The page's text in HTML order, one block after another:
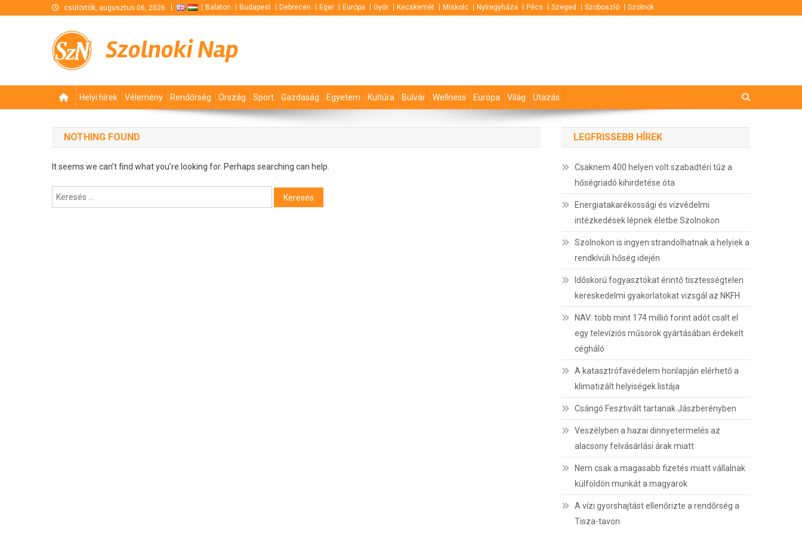
csütörtök, augusztus 06, 2026 Balaton Budapest Debrecen Eger Európa Győr Kecskemét Miskolc Nyíregyháza Pécs Szeged Szoboszló Szolnok
Szolnoki Nap
Helyi hírek Vélemény Rendőrség Ország Sport Gazdaság Egyetem Kultúra Bulvár Wellness Európa Világ Utazás
NOTHING FOUND
It seems we can’t find what you’re looking for. Perhaps searching can help.
Keresés:
LEGFRISSEBB HÍREK
Csaknem 400 helyen volt szabadtéri tűz a
hőségriadó kihirdetése óta
Energiatakarékossági és vízvédelmi
intézkedések lépnek életbe Szolnokon
Szolnokon is ingyen strandolhatnak a helyiek a
rendkívüli hőség idején
Időskorú fogyasztókat érintő tisztességtelen
kereskedelmi gyakorlatokat vizsgál az NKFH
NAV: több mint 174 millió forint adót csalt el
egy televíziós műsorok gyártásában érdekelt
cégháló
A katasztrófavédelem honlapján elérhető a
klimatizált helyiségek listája
Csángó Fesztivált tartanak Jászberényben
Veszélyben a hazai dinnyetermelés az
alacsony felvásárlási árak miatt
Nem csak a magasabb fizetés miatt vállalnak
külföldön munkát a magyarok
A vízi gyorshajtást ellenőrizte a rendőrség a
Tisza-tavon